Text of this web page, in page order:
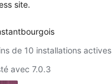
site.
de 10 installations actives
avec 7.0.3